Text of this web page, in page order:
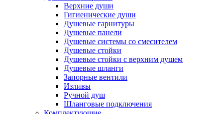
Верхние души
Гигиенические души
Душевые гарнитуры
Душевые панели
Душевые системы со смесителем
Душевые стойки
Душевые стойки с верхним душем
Душевые шланги
Запорные вентили
Изливы
Ручной душ
Шланговые подключения